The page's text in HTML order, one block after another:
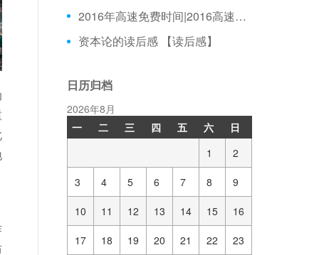
2016年高速免费时间|2016高速免费规定 【元旦】
资本论的读后感 【读后感】
日历归档
2026年8月
一
二 三 四 五 六
日
1
2
3 4 5 6 7 8 9
10 11 12 13 14 15 16
17 18 19 20 21 22 23